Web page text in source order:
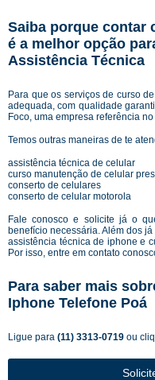
Saiba porque contar
é a melhor opção
Assistência Técnica
Para que os serviços de curso
adequada, com qualidade
Foco, uma empresa referência
Temos outras maneiras de te
assistência técnica de celular
curso manutenção de celular
conserto de celulares
conserto de celular motorola
Fale conosco e solicite já o
benefício necessária. Além dos
assistência técnica de iphone e
Por isso, entre em contato
Para saber mais
Iphone Telefone Poá
Ligue para (11) 3313-0719 ou